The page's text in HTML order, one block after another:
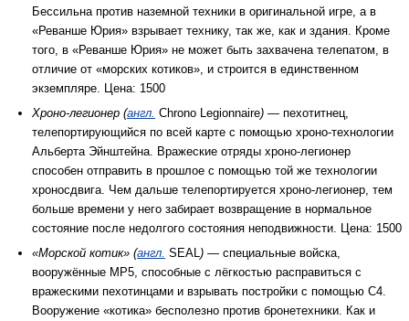
Бессильна против наземной техники в оригинальной игре, а в
«Реванше Юрия» взрывает технику, так же, как и здания. Кроме
того, в «Реванше Юрия» не может быть захвачена телепатом, в
отличие от «морских котиков», и строится в единственном
экземпляре. Цена: 1500
Хроно-легионер (англ. Chrono Legionnaire) — пехотитнец,
телепортирующийся по всей карте с помощью хроно-технологии
Альберта Эйнштейна. Вражеские отряды хроно-легионер
способен отправить в прошлое с помощью той же технологии
хроносдвига. Чем дальше телепортируется хроно-легионер, тем
больше времени у него забирает возвращение в нормальное
состояние после недолгого состояния неподвижности. Цена: 1500
«Морской котик» (англ. SEAL) — специальные войска,
вооружённые MP5, способные с лёгкостью расправиться с
вражескими пехотинцами и взрывать постройки с помощью C4.
Вооружение «котика» бесполезно против бронетехники. Как и